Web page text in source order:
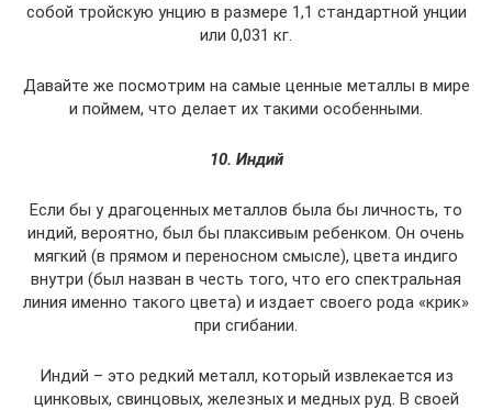
собой тройскую унцию в размере 1,1 стандартной унции
или 0,031 кг.
Давайте же посмотрим на самые ценные металлы в мире
и поймем, что делает их такими особенными.
10. Индий
Если бы у драгоценных металлов была бы личность, то
индий, вероятно, был бы плаксивым ребенком. Он очень
мягкий (в прямом и переносном смысле), цвета индиго
внутри (был назван в честь того, что его спектральная
линия именно такого цвета) и издает своего рода «крик»
при сгибании.
Индий – это редкий металл, который извлекается из
цинковых, свинцовых, железных и медных руд. В своей